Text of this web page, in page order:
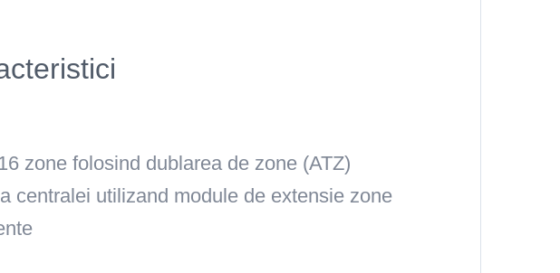
zone folosind dublarea de zone (ATZ)
centralei utilizand module de extensie zone